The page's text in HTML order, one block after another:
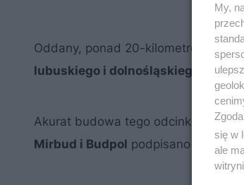
Oddany, ponad 20-kilometrowy
lubuskiego i dolnośląskiego, a
Akurat budowa tego odcinka
Mirbud i Budpol podpisano w
My,
się w
ale